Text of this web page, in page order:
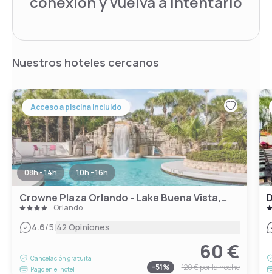
Nuestros hoteles cercanos
Acceso a piscina incluido
08h - 14h 10h - 16h
Crowne Plaza Orlando - Lake Buena Vista, an IHG Hotel
Orlando
4.6/5|42 Opiniones
Cancelación gratuita
Pago en el hotel
60 €
-51% 120 €por la noche